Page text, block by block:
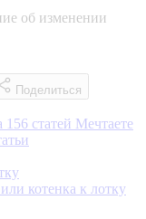
об изменении
Поделиться
156 статей Мечтаете
котенка к лотку